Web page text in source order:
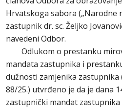
Hrvatskoga sabora („Narodne
zastupnik dr. sc. Željko
navedeni Odbor.
Odlukom o prestanku
mandata zastupnika i
dužnosti zamjenika zastupnika
88/25.) utvrđeno je da je dana
zastupnički mandat zastupnika